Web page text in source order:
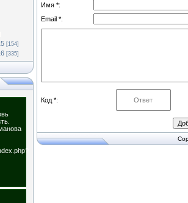
[154]
[335]
Имя *:
Email *:
Код *: